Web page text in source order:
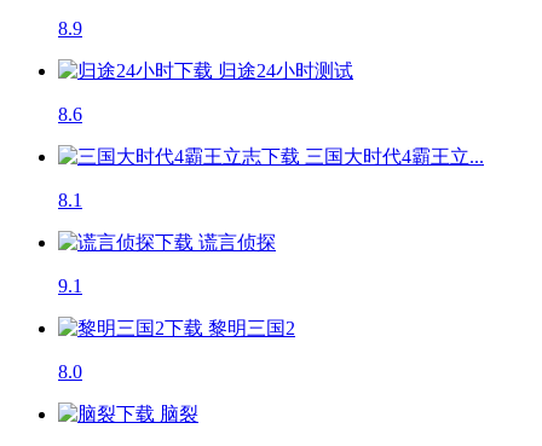
8.9
归途24小时测试
8.6
三国大时代4霸王立...
8.1
谎言侦探
9.1
黎明三国2
8.0
脑裂